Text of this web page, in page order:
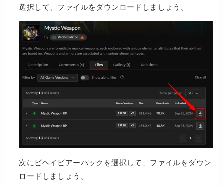
選択して、ファイルをダウンロードしましょう。
次にビヘイビアーパックを選択して、ファイルをダウン
ロードしましょう。